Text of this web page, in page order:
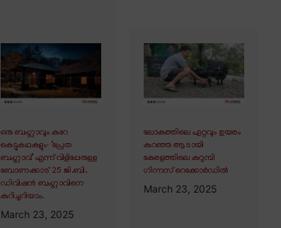
ഒരു ബംഗ്ലാവും കുറേ
കെട്ടുകഥകളും∙ ‘പ്രേത
ബംഗ്ലാവ്’ എന്ന് വിളിപ്പേരുള്ള
ബോണക്കാട് 25 ജി.ബി.
ഡിവിഷൻ ബംഗ്ലാവിനെ
കുറിച്ചറിയാം.
March 23, 2025
ലോകത്തിലെ ഏറ്റവും ഉയരം
കുറഞ്ഞ ആടായി
കേരളത്തിലെ കറുമ്പി
ഗിന്നസ് റെക്കോർഡിൽ
March 23, 2025